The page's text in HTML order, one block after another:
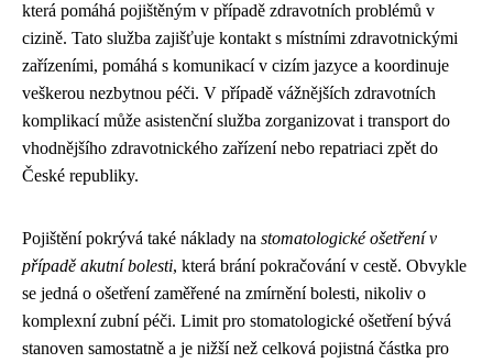
která pomáhá pojištěným v případě zdravotních problémů v
cizině. Tato služba zajišťuje kontakt s místními zdravotnickými
zařízeními, pomáhá s komunikací v cizím jazyce a koordinuje
veškerou nezbytnou péči. V případě vážnějších zdravotních
komplikací může asistenční služba zorganizovat i transport do
vhodnějšího zdravotnického zařízení nebo repatriaci zpět do
České republiky.
Pojištění pokrývá také náklady na stomatologické ošetření v
případě akutní bolesti, která brání pokračování v cestě. Obvykle
se jedná o ošetření zaměřené na zmírnění bolesti, nikoliv o
komplexní zubní péči. Limit pro stomatologické ošetření bývá
stanoven samostatně a je nižší než celková pojistná částka pro